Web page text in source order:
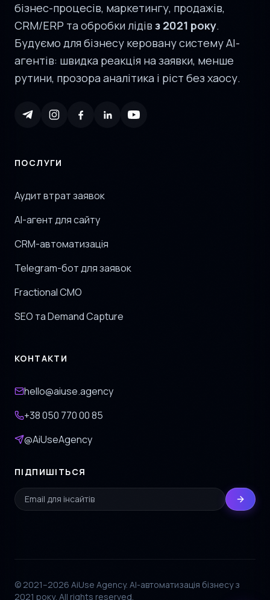
бізнес-процесів, маркетингу, продажів,
CRM/ERP та обробки лідів з 2021 року.
Будуємо для бізнесу керовану систему AI-
агентів: швидка реакція на заявки, менше
рутини, прозора аналітика і ріст без хаосу.
ПОСЛУГИ
Аудит втрат заявок
AI-агент для сайту
CRM-автоматизація
Telegram-бот для заявок
Fractional CMO
SEO та Demand Capture
КОНТАКТИ
hello@aiuse.agency
+38 050 770 00 85
@AiUseAgency
ПІДПИШІТЬСЯ
© 2021–2026 AiUse Agency. AI-автоматизація бізнесу з
2021 року. All rights reserved.